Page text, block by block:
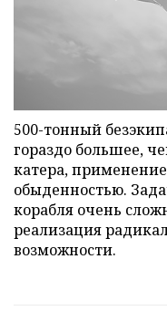
500-тонный
гораздо большее,
катера,
обыденностью.
корабля очень
реализация
возможности.